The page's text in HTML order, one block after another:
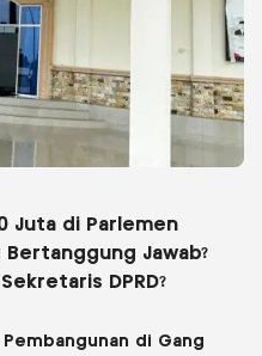
Juta di Parlemen
Bertanggung Jawab?
DPRD?
Pembangunan di Gang